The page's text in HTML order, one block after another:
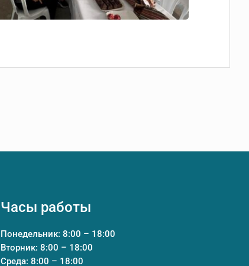
Часы работы
Понедельник: 8:00 – 18:00
Вторник: 8:00 – 18:00
Среда: 8:00 – 18:00